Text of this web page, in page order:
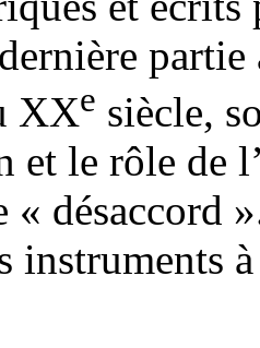
XXe siècle,
et le rôle de
« désaccord
instruments